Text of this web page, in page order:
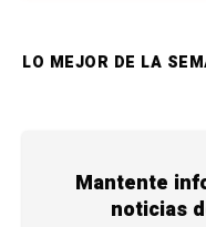
LO MEJOR DE LA
Mantente
noticias